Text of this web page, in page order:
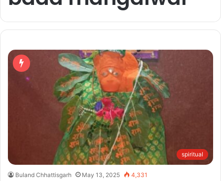
spiritual
Buland Chhattisgarh May 13, 2025 4,331